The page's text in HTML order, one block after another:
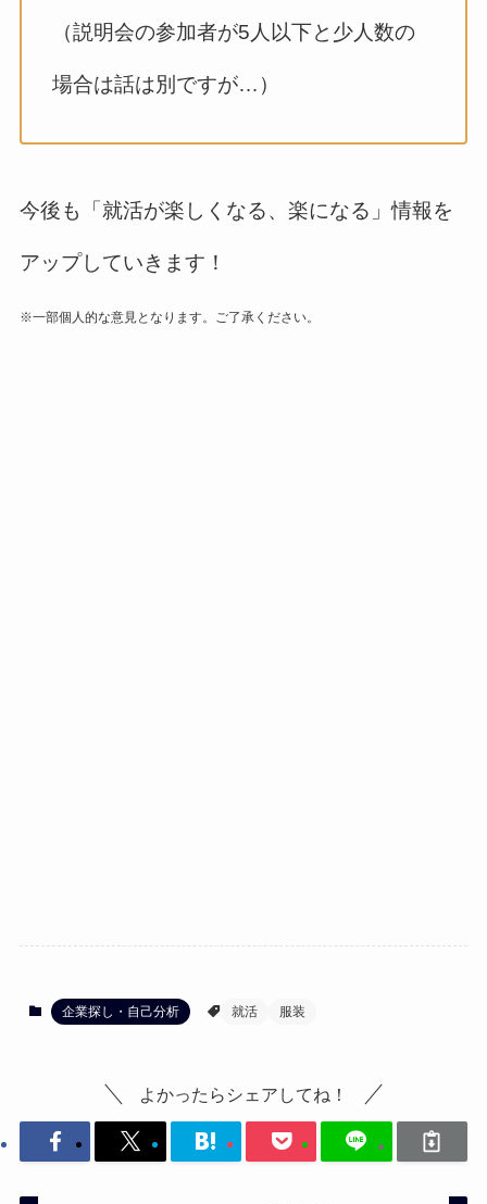
（説明会の参加者が5人以下と少人数の
場合は話は別ですが…）
今後も「就活が楽しくなる、楽になる」情報を
アップしていきます！
※一部個人的な意見となります。ご了承ください。
企業探し・自己分析 就活 服装
よかったらシェアしてね！